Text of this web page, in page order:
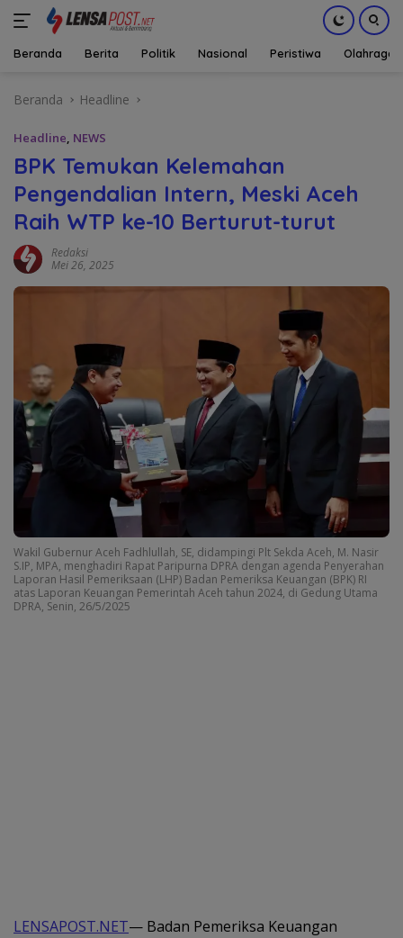
Beranda Berita Politik Nasional Peristiwa Olahraga
Beranda Headline
Headline, NEWS
BPK Temukan Kelemahan
Pengendalian Intern, Meski Aceh
Raih WTP ke-10 Berturut-turut
Redaksi
Mei 26, 2025
Wakil Gubernur Aceh Fadhlullah, SE, didampingi Plt Sekda Aceh, M. Nasir
S.IP, MPA, menghadiri Rapat Paripurna DPRA dengan agenda Penyerahan
Laporan Hasil Pemeriksaan (LHP) Badan Pemeriksa Keuangan (BPK) RI
atas Laporan Keuangan Pemerintah Aceh tahun 2024, di Gedung Utama
DPRA, Senin, 26/5/2025
LENSAPOST.NET— Badan Pemeriksa Keuangan